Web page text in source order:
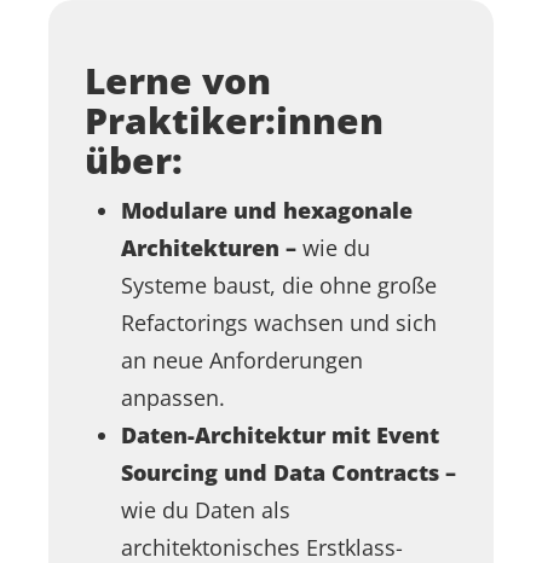
Lerne von
Praktiker:innen
über:
Modulare und hexagonale
Architekturen – wie du
Systeme baust, die ohne große
Refactorings wachsen und sich
an neue Anforderungen
anpassen.
Daten-Architektur mit Event
Sourcing und Data Contracts –
wie du Daten als
architektonisches Erstklass-